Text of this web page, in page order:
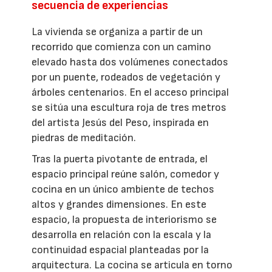
secuencia de experiencias
La vivienda se organiza a partir de un
recorrido que comienza con un camino
elevado hasta dos volúmenes conectados
por un puente, rodeados de vegetación y
árboles centenarios. En el acceso principal
se sitúa una escultura roja de tres metros
del artista Jesús del Peso, inspirada en
piedras de meditación.
Tras la puerta pivotante de entrada, el
espacio principal reúne salón, comedor y
cocina en un único ambiente de techos
altos y grandes dimensiones. En este
espacio, la propuesta de interiorismo se
desarrolla en relación con la escala y la
continuidad espacial planteadas por la
arquitectura. La cocina se articula en torno